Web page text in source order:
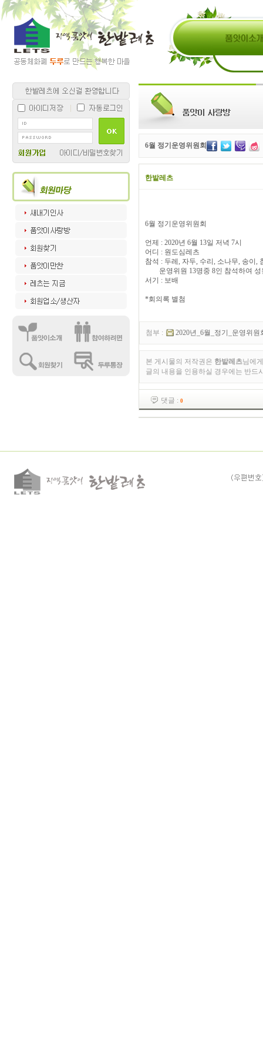
6월 정기운영위원회
한밭레츠
6월 정기운영위원회
언제 : 2020년 6월 13일 저녁 7시
어디 : 원도심레츠
참석 : 두레, 자두, 수리, 소나무, 송이,
운영위원 13명중 8인 참석하여 성
서기 : 보배
*회의록 별첨
첨부 : 2020년_6월_정기_운영위
본 게시물의 저작권은 한밭레츠님에
글의 내용을 인용하실 경우에는 반드
댓글 : 0